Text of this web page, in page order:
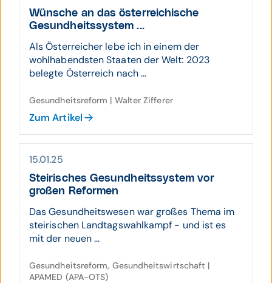
Wünsche an das öster­reichi­sche
Gesund­heits­system ...
Als Österreicher lebe ich in einem der
wohlhabendsten Staaten der Welt: 2023
belegte Österreich nach ...
Gesundheitsreform | Walter Zifferer
Zum Artikel
15.01.25
Steiri­sches Gesund­heits­system vor
großen Refor­men
Das Gesundheitswesen war großes Thema im
steirischen Landtagswahlkampf - und ist es
mit der neuen ...
Gesundheitsreform, Gesundheitswirtschaft |
APAMED (APA-OTS)